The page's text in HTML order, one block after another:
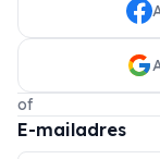
of
E-mailadres